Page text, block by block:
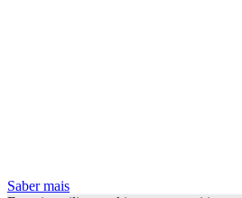
Saber mais